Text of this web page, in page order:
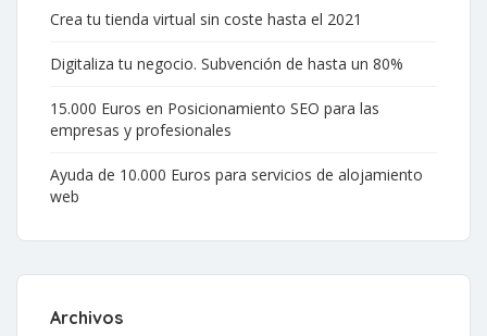
Crea tu tienda virtual sin coste hasta el 2021
Digitaliza tu negocio. Subvención de hasta un 80%
15.000 Euros en Posicionamiento SEO para las
empresas y profesionales
Ayuda de 10.000 Euros para servicios de alojamiento
web
Archivos